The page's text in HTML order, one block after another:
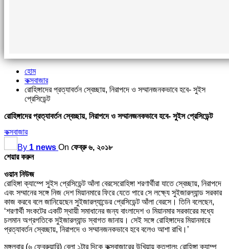
হোম
কক্সবাজার
রোহিঙ্গাদের প্রত্যাবর্তন স্বেচ্ছায়, নিরাপদে ও সম্মানজনকভাবে হবে- সুইস
প্রেসিডেন্ট
রোহিঙ্গাদের প্রত্যাবর্তন স্বেচ্ছায়, নিরাপদে ও সম্মানজনকভাবে হবে- সুইস প্রেসিডেন্ট
কক্সবাজার
By 1 news On ফেব্রু ৬, ২০১৮
শেয়ার করুন
ওয়াননিউজ
রোহিঙ্গা ক্যাম্পে সুইস প্রেসিডেন্ট আঁলা বেরসেরোহিঙ্গা শরণার্থীরা যাতে স্বেচ্ছায়, নিরাপদে
এবং সম্মানের সঙ্গে নিজ দেশ মিয়ানমারে ফিরে যেতে পারে সে লক্ষ্যে সুইজারল্যান্ড সরকার
কাজ করবে বলে জানিয়েছেন সুইজারল্যান্ডের প্রেসিডেন্ট আঁলা বেরসে। তিনি বলেছেন,
‘শরণার্থী সংকটের একটি স্থায়ী সমাধানের জন্য বাংলাদেশ ও মিয়ানমার সরকারের মধ্যে
চলমান অগ্রগতিকে সুইজারল্যান্ড স্বাগত জানায়। সেই সঙ্গে রোহিঙ্গাদের মিয়ানমারে
প্রত্যাবর্তন স্বেচ্ছায়, নিরাপদে ও সম্মানজনকভাবে হবে বলেও আশা রাখি।’
মঙ্গলবার (৬ ফেব্রুয়ারি) বেলা ১টার দিকে কক্সবাজারের উখিয়ায় কুতুপালং রোহিঙ্গা ক্যাম্প